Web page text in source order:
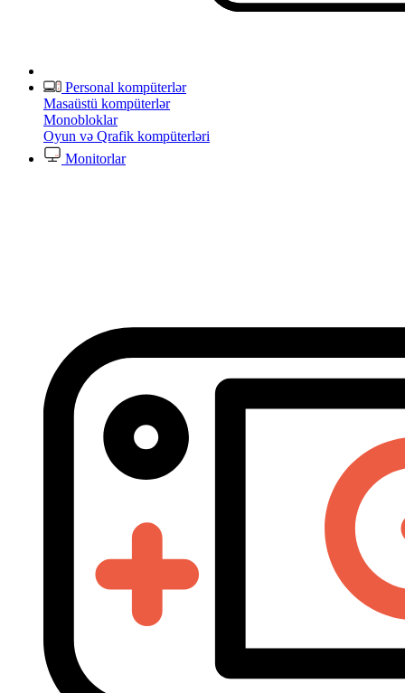
Personal kompüterlər
Masaüstü kompüterlər
Monobloklar
Oyun və Qrafik kompüterləri
Monitorlar